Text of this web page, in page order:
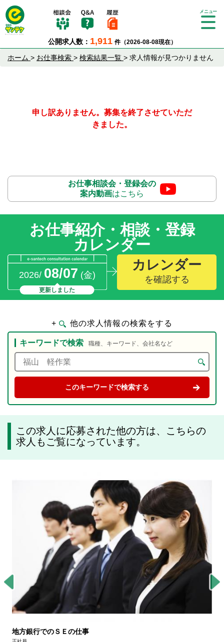
公開求人数： 1,911 件（2026-08-08現在）
Tog
ion
ホーム > お仕事検索 > 検索結果一覧 > 求人情報が見つかりません
申し訳ありません。募集を終了させていただ
きました。
お仕事相談会・登録会の
案内動画はこちら
お仕事紹介・相談・登録
カレンダー
2026/ 08/07 (金)
更新しました
カレンダー
を確認する
+ 他の求人情報の検索をする
キーワードで検索 職種、キーワード、会社名など
この求人に応募された他の方は、こちらの
求人もご覧になっています。
地方銀行でのＳＥの仕事